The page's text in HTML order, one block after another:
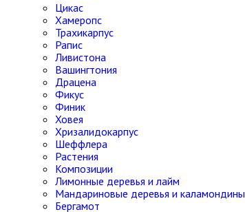
Цикас
Хамеропс
Трахикарпус
Рапис
Ливистона
Вашингтония
Драцена
Фикус
Финик
Ховея
Хризалидокарпус
Шеффлера
Растения
Композиции
Лимонные деревья и лайм
Мандариновые деревья и каламондины
Бергамот